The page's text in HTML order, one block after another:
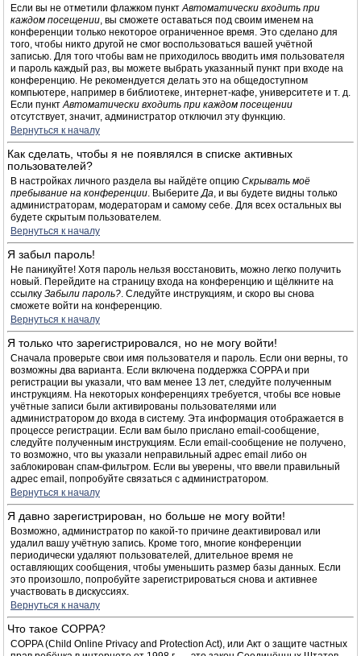
Если вы не отметили флажком пунктАвтоматически входить при
каждом посещении, вы сможете оставаться под своим именем на
конференции только некоторое ограниченное время. Это сделано для
того, чтобы никто другой не смог воспользоваться вашей учётной
записью. Для того чтобы вам не приходилось вводить имя пользователя
и пароль каждый раз, вы можете выбрать указанный пункт при входе на
конференцию. Не рекомендуется делать это на общедоступном
компьютере, например в библиотеке, интернет-кафе, университете и т. д.
Если пунктАвтоматически входить при каждом посещении
отсутствует, значит, администратор отключил эту функцию.
Вернуться к началу
Как сделать, чтобы я не появлялся в списке активных
пользователей?
В настройках личного раздела вы найдёте опцию Скрывать моё
пребывание на конференции. ВыберитеДа, и вы будете видны только
администраторам, модераторам и самому себе. Для всех остальных вы
будете скрытым пользователем.
Вернуться к началу
Я забыл пароль!
Не паникуйте! Хотя пароль нельзя восстановить, можно легко получить
новый. Перейдите на страницу входа на конференцию и щёлкните на
ссылку Забыли пароль?. Следуйте инструкциям, и скоро вы снова
сможете войти на конференцию.
Вернуться к началу
Я только что зарегистрировался, но не могу войти!
Сначала проверьте свои имя пользователя и пароль. Если они верны, то
возможны два варианта. Если включена поддержка COPPA и при
регистрации вы указали, что вам менее 13 лет, следуйте полученным
инструкциям. На некоторых конференциях требуется, чтобы все новые
учётные записи были активированы пользователями или
администратором до входа в систему. Эта информация отображается в
процессе регистрации. Если вам было прислано email-сообщение,
следуйте полученным инструкциям. Если email-сообщение не получено,
то возможно, что вы указали неправильный адрес email либо он
заблокирован спам-фильтром. Если вы уверены, что ввели правильный
адрес email, попробуйте связаться с администратором.
Вернуться к началу
Я давно зарегистрирован, но больше не могу войти!
Возможно, администратор по какой-то причине деактивировал или
удалил вашу учётную запись. Кроме того, многие конференции
периодически удаляют пользователей, длительное время не
оставляющих сообщения, чтобы уменьшить размер базы данных. Если
это произошло, попробуйте зарегистрироваться снова и активнее
участвовать в дискуссиях.
Вернуться к началу
Что такое COPPA?
COPPA (Child Online Privacy and Protection Act), или Акт о защите частных